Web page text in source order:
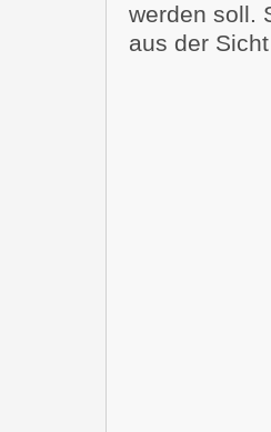
werden soll.
aus der